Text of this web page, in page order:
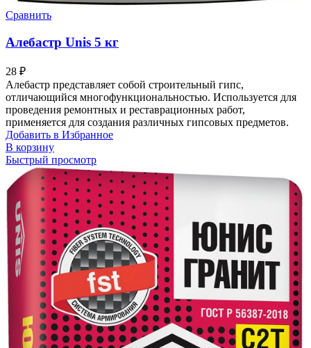
Сравнить
Алебастр Unis 5 кг
28 ₽
Алебастр представляет собой строительный гипс,
отличающийся многофункциональностью. Используется для
проведения ремонтных и реставрационных работ,
применяется для создания различных гипсовых предметов.
Добавить в Избранное
В корзину
Быстрый просмотр